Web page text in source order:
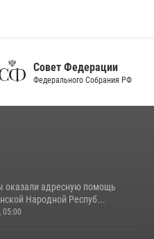
Федерации
Собрания РФ
оказали адресную помощь
Народной Респуб...
05:00